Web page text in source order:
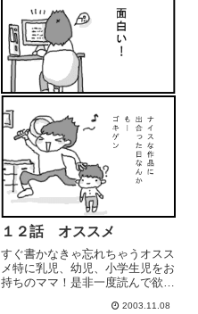
１２話 オススメ
すぐ書かなきゃ忘れちゃうオスス
メ特に乳児、幼児、小学生児をお
持ちのママ！是非一度読んで欲し
（隣の芝生はピンク色ｗ個人的に
2003.11.08